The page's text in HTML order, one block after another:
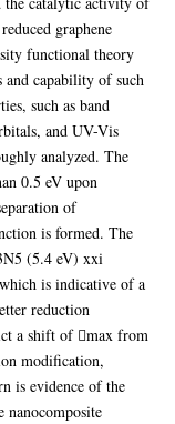
graphene
functional theory
and capability of such
such as band
and UV-Vis
analyzed. The
0.5 eV upon
of
is formed. The
(5.4 eV) xxi
is indicative of a
reduction
a shift of max from
modification,
is evidence of the
nanocomposite